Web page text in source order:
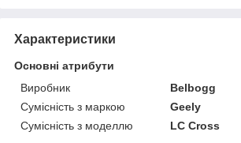
Характеристики
Основні атрибути
Виробник
Belbogg
Сумісність з маркою
Geely
Сумісність з моделлю
LC Cross